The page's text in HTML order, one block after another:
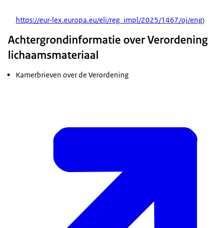
https://eur-lex.europa.eu/eli/reg_impl/2025/1467/oj/eng)
Achtergrondinformatie over Verordening
lichaamsmateriaal
Kamerbrieven over de Verordening